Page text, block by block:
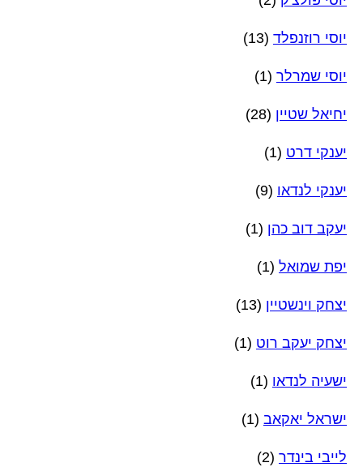
יוסי רוזנפלד (13)
יוסי שמרלר (1)
יחיאל שטיין (28)
יענקי דרט (1)
יענקי לנדאו (9)
יעקב דוב כהן (1)
יפת שמואל (1)
יצחק וינשטיין (13)
יצחק יעקב רוט (1)
ישעיה לנדאו (1)
ישראל יאקאב (1)
לייבי בינדר (2)